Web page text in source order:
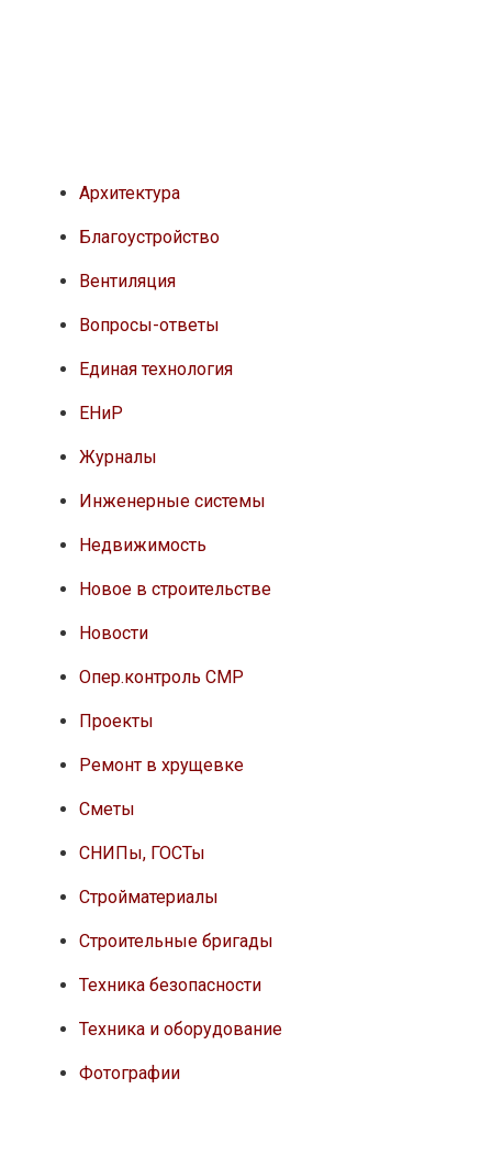
Архитектура
Благоустройство
Вентиляция
Вопросы-ответы
Единая технология
ЕНиР
Журналы
Инженерные системы
Недвижимость
Новое в строительстве
Новости
Опер.контроль СМР
Проекты
Ремонт в хрущевке
Сметы
СНИПы, ГОСТы
Стройматериалы
Строительные бригады
Техника безопасности
Техника и оборудование
Фотографии